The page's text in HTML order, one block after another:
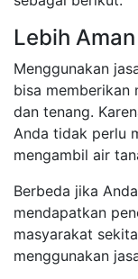
Lebih
Menggunakan
bisa memberikan
dan tenang.
Anda tidak perlu
mengambil air
Berbeda jika
mendapatkan
masyarakat
menggunakan